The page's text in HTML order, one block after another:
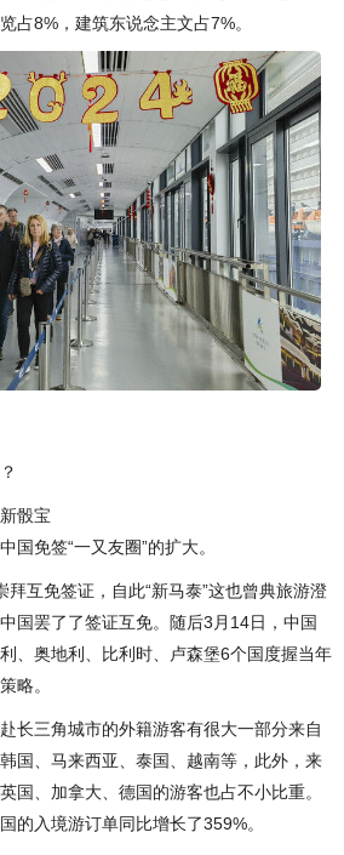
占8%，建筑东说念主文占7%。
骰宝
国免签“一又友圈”的扩大。
互免签证，自此“新马泰”这也曾典旅游澄
国罢了了签证互免。随后3月14日，中国
、奥地利、比利时、卢森堡6个国度握当年
略。
长三角城市的外籍游客有很大一部分来自
国、马来西亚、泰国、越南等，此外，来
国、加拿大、德国的游客也占不小比重。
的入境游订单同比增长了359%。